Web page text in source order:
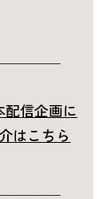
信企画に
はこちら